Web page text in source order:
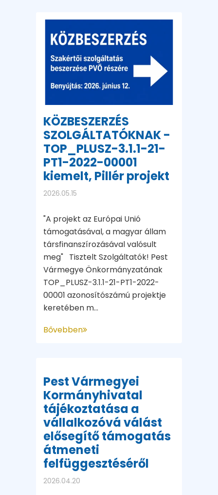
KÖZBESZERZÉS
SZOLGÁLTATÓKNAK -
TOP_PLUSZ-3.1.1-21-
PT1-2022-00001
kiemelt, Pillér projekt
2026.05.15
"A projekt az Európai Unió
támogatásával, a magyar állam
társfinanszírozásával valósult
meg" Tisztelt Szolgáltatók! Pest
Vármegye Önkormányzatának
TOP_PLUSZ-3.1.1-21-PT1-2022-
00001 azonosítószámú projektje
keretében m...
Bővebben
Pest Vármegyei
Kormányhivatal
tájékoztatása a
vállalkozóvá válást
elősegítő támogatás
átmeneti
felfüggesztéséről
2026.04.20